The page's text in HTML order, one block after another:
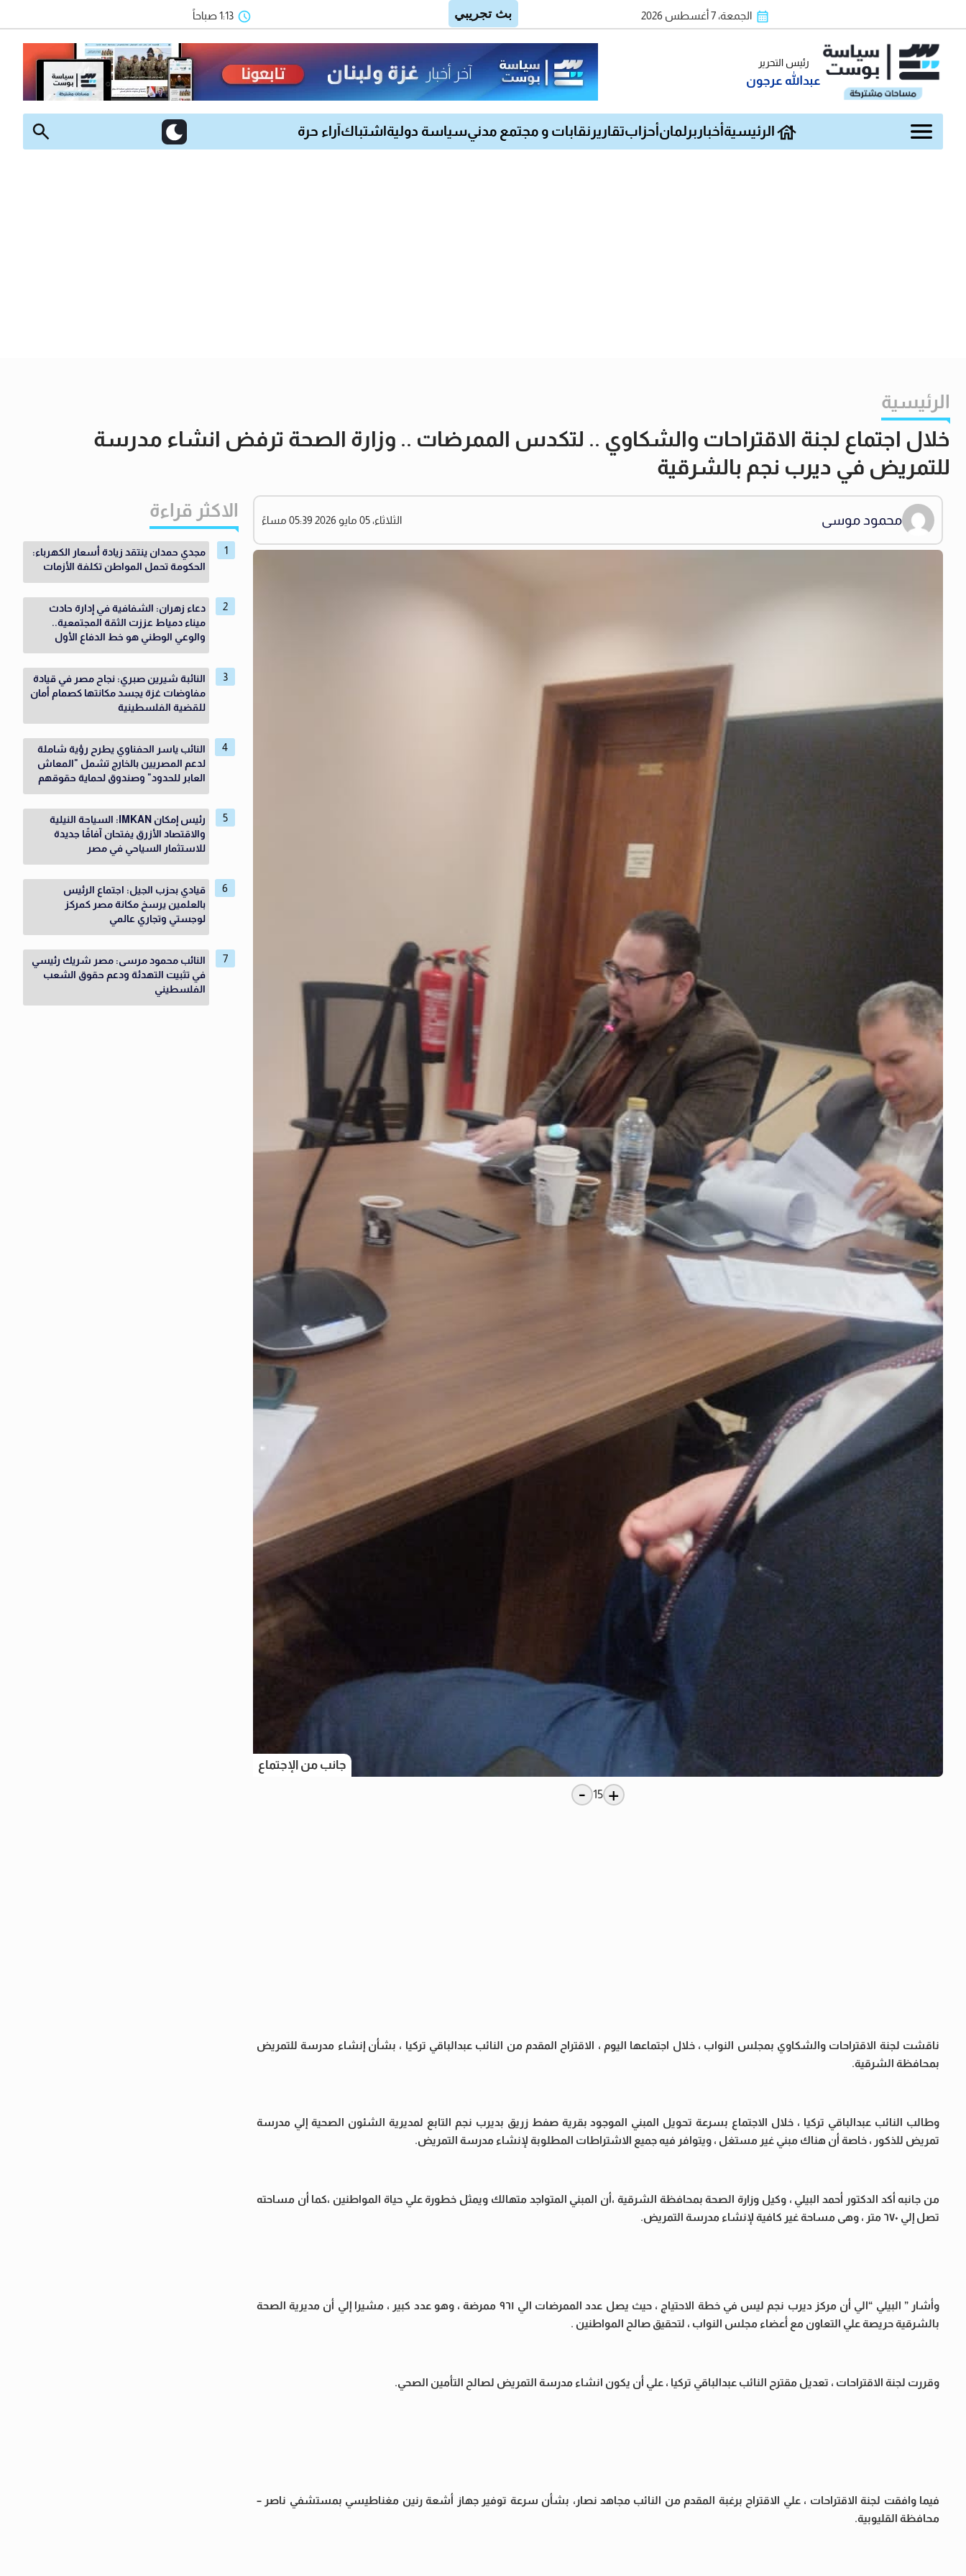
الجمعة، 7 أغسطس 2026 1:13 صباحاً
رئيس التحرير
عبدالله عرجون
الرئيسية أخبار برلمان أحزابتقارير نقابات و مجتمع مدنيسياسة دولية اشتباك آراء حرة
الرئيسية
خلال اجتماع لجنة الاقتراحات والشكاوي .. لتكدس الممرضات .. وزارة الصحة ترفض انشاء مدرسة
للتمريض في ديرب نجم بالشرقية
محمود موسى الثلاثاء، 05 مايو 2026 05:39 مساءً
جانب من الإجتماع
+
15
-
ناقشت لجنة الاقتراحات والشكاوي بمجلس النواب ، خلال اجتماعها اليوم ، الاقتراح المقدم من النائب عبدالباقي تركيا ، بشأن إنشاء مدرسة للتمريض
بمحافظة الشرقية.
وطالب النائب عبدالباقي تركيا ، خلال الاجتماع بسرعة تحويل المبني الموجود بقرية صفط زريق بديرب نجم التابع لمديرية الشئون الصحية إلي مدرسة
تمريض للذكور ، خاصة أن هناك مبني غير مستغل ، ويتوافر فيه جميع الاشتراطات المطلوبة لإنشاء مدرسة التمريض.
من جانبه أكد الدكتور أحمد البيلي ، وكيل وزارة الصحة بمحافظة الشرقية ،أن المبني المتواجد متهالك ويمثل خطورة علي حياة المواطنين ،كما أن مساحته
تصل إلي ٦٧٠ متر ، وهى مساحة غير كافية لإنشاء مدرسة التمريض.
وأشار ” البيلي “الي أن مركز ديرب نجم ليس في خطة الاحتياج ، حيث يصل عدد الممرضات الي ٩٦١ ممرضة ، وهو عدد كبير ، مشيرا إلي أن مديرية الصحة
بالشرقية حريصة علي التعاون مع أعضاء مجلس النواب ، لتحقيق صالح المواطنين .
وقررت لجنة الاقتراحات ، تعديل مقترح النائب عبدالباقي تركيا ، علي أن يكون انشاء مدرسة التمريض لصالح التأمين الصحي.
فيما وافقت لجنة الاقتراحات ، علي الاقتراح برغبة المقدم من النائب مجاهد نصار، بشأن سرعة توفير جهاز أشعة رنين مغناطيسي بمستشفي ناصر –
محافظة القليوبية.
الاكثر قراءة
مجدي حمدان ينتقد زيادة أسعار الكهرباء:
الحكومة تحمل المواطن تكلفة الأزمات
دعاء زهران: الشفافية في إدارة حادث
ميناء دمياط عززت الثقة المجتمعية..
والوعي الوطني هو خط الدفاع الأول
النائبة شيرين صبري: نجاح مصر في قيادة
مفاوضات غزة يجسد مكانتها كصمام أمان
للقضية الفلسطينية
النائب ياسر الحفناوي يطرح رؤية شاملة
لدعم المصريين بالخارج تشمل "المعاش
العابر للحدود" وصندوق لحماية حقوقهم
رئيس إمكان IMKAN: السياحة النيلية
والاقتصاد الأزرق يفتحان آفاقًا جديدة
للاستثمار السياحي في مصر
قيادي بحزب الجيل: اجتماع الرئيس
بالعلمين يرسخ مكانة مصر كمركز
لوجستي وتجاري عالمي
النائب محمود مرسى: مصر شريك رئيسي
في تثبيت التهدئة ودعم حقوق الشعب
الفلسطيني